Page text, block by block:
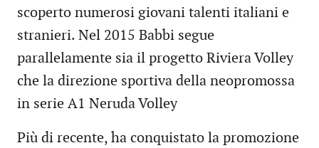
scoperto numerosi giovani talenti italiani e
stranieri. Nel 2015 Babbi segue
parallelamente sia il progetto Riviera Volley
che la direzione sportiva della neopromossa
in serie A1 Neruda Volley
Più di recente, ha conquistato la promozione